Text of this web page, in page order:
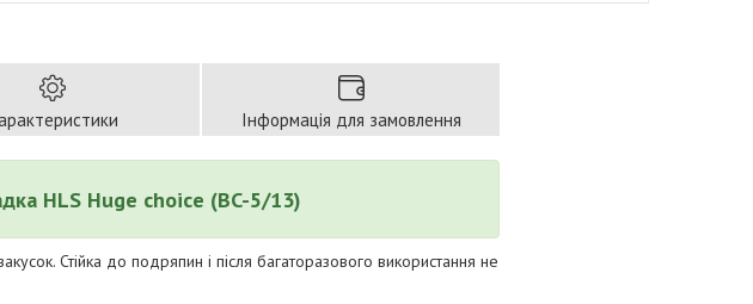
Інформація для замовлення
HLS Huge choice (BC-5/13)
Стійка до подряпин і після багаторазового використання не